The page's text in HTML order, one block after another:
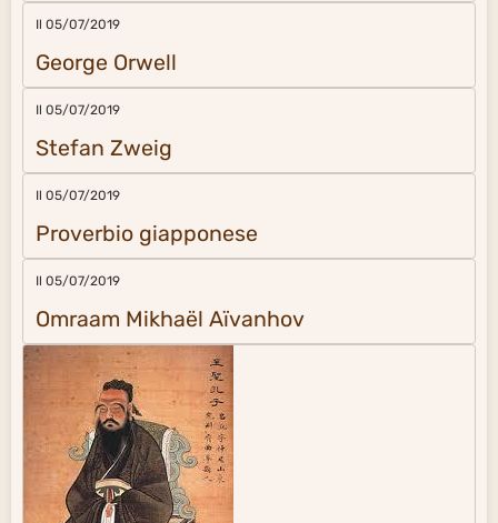
Il 05/07/2019
George Orwell
Il 05/07/2019
Stefan Zweig
Il 05/07/2019
Proverbio giapponese
Il 05/07/2019
Omraam Mikhaël Aïvanhov